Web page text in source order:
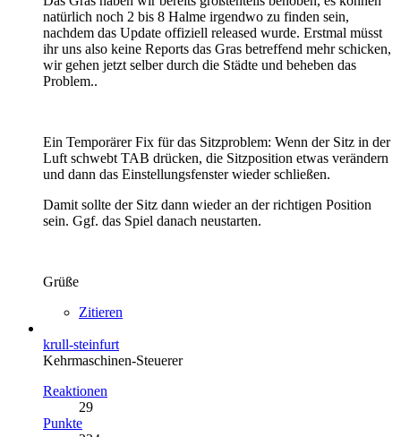
natürlich noch 2 bis 8 Halme irgendwo zu finden sein,
nachdem das Update offiziell released wurde. Erstmal müsst
ihr uns also keine Reports das Gras betreffend mehr schicken,
wir gehen jetzt selber durch die Städte und beheben das
Problem..
Ein Temporärer Fix für das Sitzproblem: Wenn der Sitz in der
Luft schwebt TAB drücken, die Sitzposition etwas verändern
und dann das Einstellungsfenster wieder schließen.
Damit sollte der Sitz dann wieder an der richtigen Position
sein. Ggf. das Spiel danach neustarten.
Grüße
Zitieren
krull-steinfurt
Kehrmaschinen-Steuerer
Reaktionen
29
Punkte